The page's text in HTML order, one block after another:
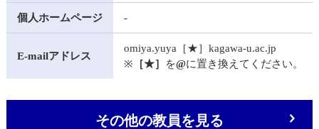
個人ホームページ -
E-mailアドレス
omiya.yuya［★］kagawa-u.ac.jp
※ ［★］ を@に置き換えてください。
その他の教員を見る